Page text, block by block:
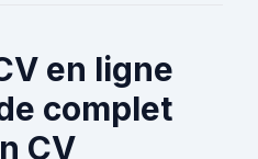
en ligne
complet
CV